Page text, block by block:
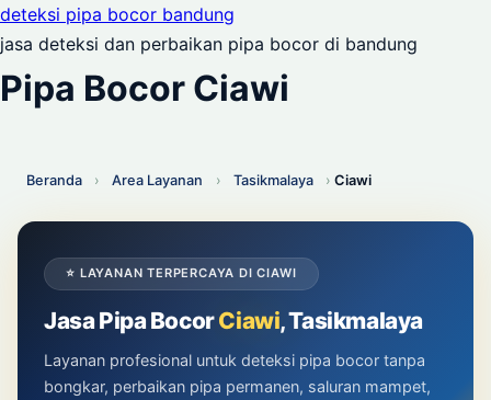
deteksi pipa bocor bandung
jasa deteksi dan perbaikan pipa bocor di bandung
Pipa Bocor Ciawi
Beranda › Area Layanan › Tasikmalaya › Ciawi
⭐ LAYANAN TERPERCAYA DI CIAWI
Jasa Pipa BocorCiawi, Tasikmalaya
Layanan profesional untuk deteksi pipa bocor tanpa
bongkar, perbaikan pipa permanen, saluran mampet,